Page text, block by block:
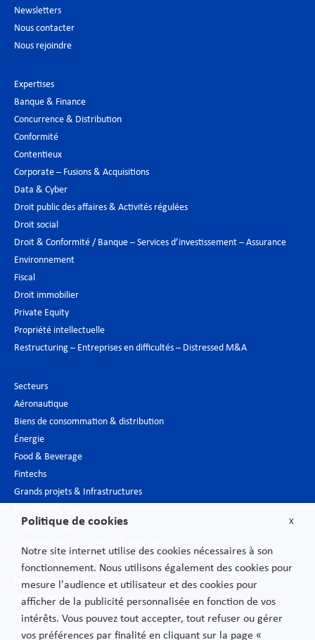
Newsletters
Nous contacter
Nous rejoindre
Expertises
Banque & Finance
Concurrence & Distribution
Conformité
Contentieux
Corporate – Fusions & Acquisitions
Data & Cyber
Droit public des affaires & Activités régulées
Droit social
Droit & Conformité / Banque – Services d’investissement – Assurance
Environnement
Fiscal
Droit immobilier
Private Equity
Propriété intellectuelle
Restructuring – Entreprises en difficultés – Distressed M&A
Secteurs
Aéronautique
Biens de consommation & distribution
Énergie
Food & Beverage
Fintechs
Grands projets & Infrastructures
Industrie du luxe
Industrie pharmaceutique & Biotech
Nouvelles technologies
Secteur bancaire
Secteur public
Services financiers
X
Politique de cookies
Notre site internet utilise des cookies nécessaires à son
fonctionnement. Nous utilisons également des cookies pour
mesure l'audience et utilisateur et des cookies pour
afficher de la publicité personnalisée en fonction de vos
intérêts. Vous pouvez tout accepter, tout refuser ou gérer
vos préférences par finalité en cliquant sur la page «